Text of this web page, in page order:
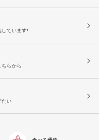
しています!
ちらから
たい